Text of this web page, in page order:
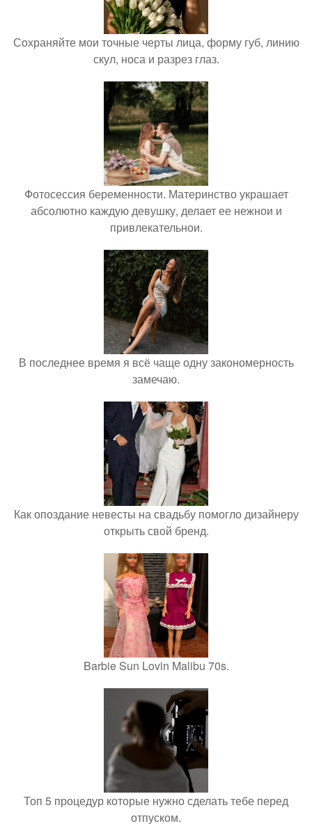
Сохраняйте мои точные черты лица, форму губ, линию
скул, носа и разрез глаз.
Фотосессия беременности. Материнство украшает
абсолютно каждую девушку, делает ее нежнои и
привлекательнои.
В последнее время я всё чаще одну закономерность
замечаю.
Как опоздание невесты на свадьбу помогло дизайнеру
открыть свой бренд.
Barbie Sun Lovin Malibu 70s.
Топ 5 процедур которые нужно сделать тебе перед
отпуском.